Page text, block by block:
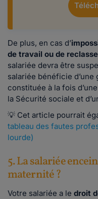
De plus, en cas d’
de travail ou de
salariée devra être
salariée bénéficie
constituée à la fois
la Sécurité sociale et
💡 Cet article pourrait
tableau des fautes
lourde)
5. La salariée
maternité ?
Votre salariée a le droit